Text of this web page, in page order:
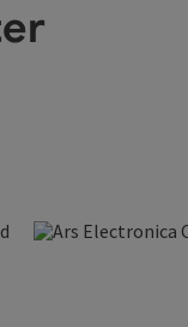
öffnen